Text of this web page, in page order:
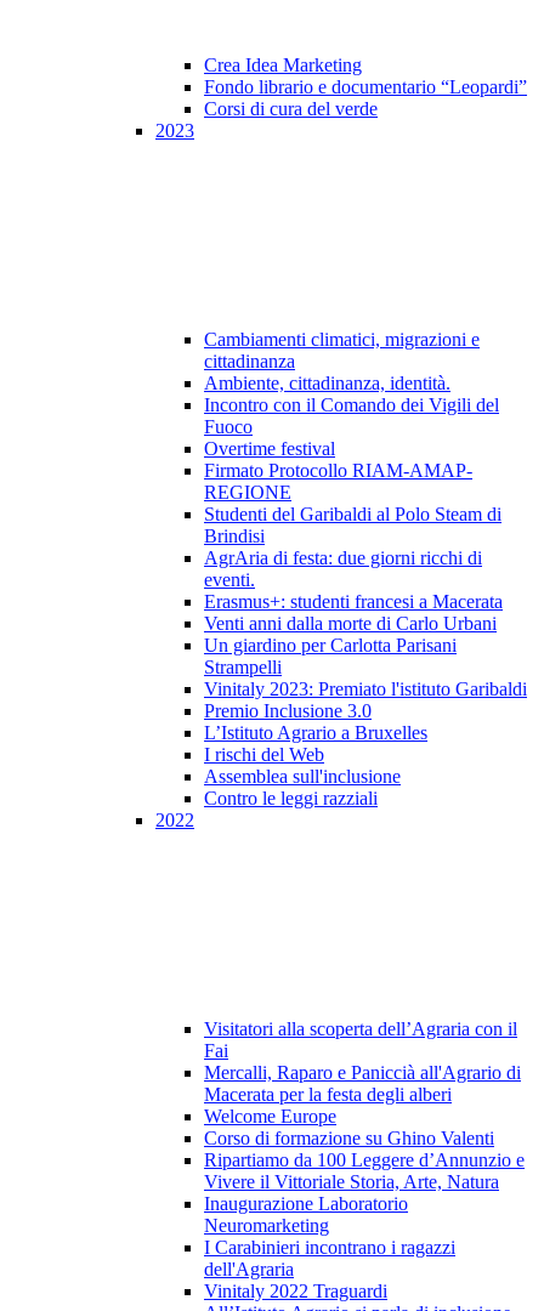
Crea Idea Marketing
Fondo librario e documentario “Leopardi”
Corsi di cura del verde
2023
Cambiamenti climatici, migrazioni e
cittadinanza
Ambiente, cittadinanza, identità.
Incontro con il Comando dei Vigili del
Fuoco
Overtime festival
Firmato Protocollo RIAM-AMAP-
REGIONE
Studenti del Garibaldi al Polo Steam di
Brindisi
AgrAria di festa: due giorni ricchi di
eventi.
Erasmus+: studenti francesi a Macerata
Venti anni dalla morte di Carlo Urbani
Un giardino per Carlotta Parisani
Strampelli
Vinitaly 2023: Premiato l'istituto Garibaldi
Premio Inclusione 3.0
L’Istituto Agrario a Bruxelles
I rischi del Web
Assemblea sull'inclusione
Contro le leggi razziali
2022
Visitatori alla scoperta dell’Agraria con il
Fai
Mercalli, Raparo e Paniccià all'Agrario di
Macerata per la festa degli alberi
Welcome Europe
Corso di formazione su Ghino Valenti
Ripartiamo da 100 Leggere d’Annunzio e
Vivere il Vittoriale Storia, Arte, Natura
Inaugurazione Laboratorio
Neuromarketing
I Carabinieri incontrano i ragazzi
dell'Agraria
Vinitaly 2022 Traguardi